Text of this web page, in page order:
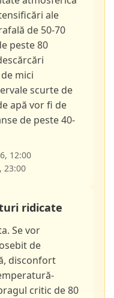
ale
de 50-70
peste 80
mici
scurte de
apă vor fi de
de peste 40-
12:00
23:00
ridicate
Se vor
de
disconfort
critic de 80